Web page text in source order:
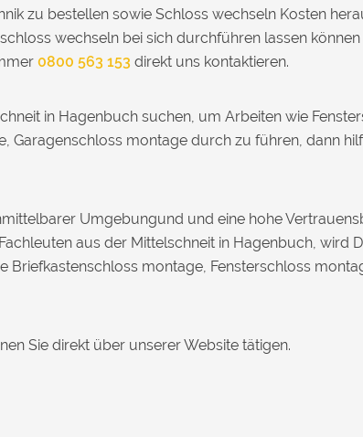
zu bestellen sowie Schloss wechseln Kosten
wechseln bei sich durchführen lassen können
0800 563 153 direkt uns kontaktieren.
in Hagenbuch suchen, um Arbeiten wie
Garagenschloss montage durch zu führen, dann
Umgebungund und eine hohe
aus der Mittelschneit in Hagenbuch, wird
montage, Fensterschloss
Sie direkt über unserer Website tätigen.